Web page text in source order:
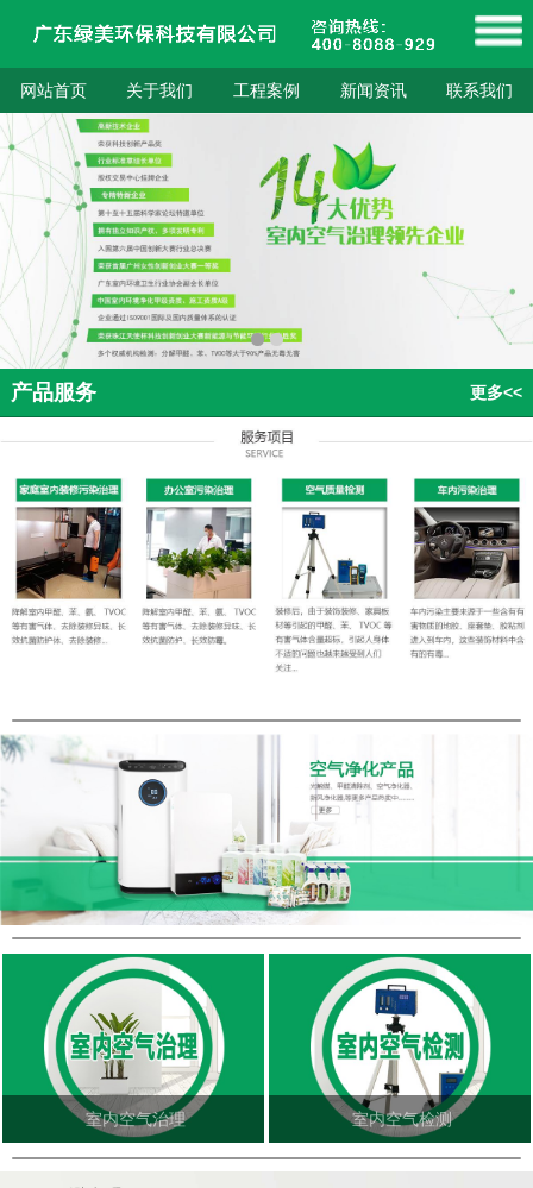
网站首页 关于我们 工程案例 新闻资讯 联系我们
产品服务 更多<<
室内空气治理 室内空气检测